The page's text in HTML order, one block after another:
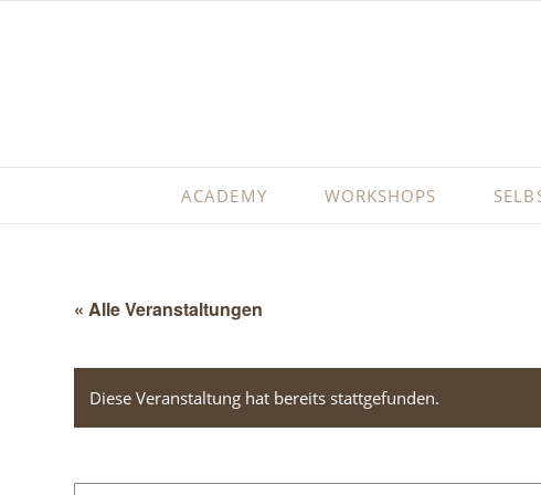
ACADEMY WORKSHOPS
« Alle Veranstaltungen
Diese Veranstaltung hat bereits stattgefunden.